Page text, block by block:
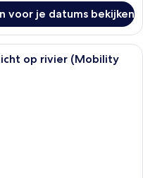
voor je datums bekijken
hotelkamer met twee bedden,
op rivier (Mobility